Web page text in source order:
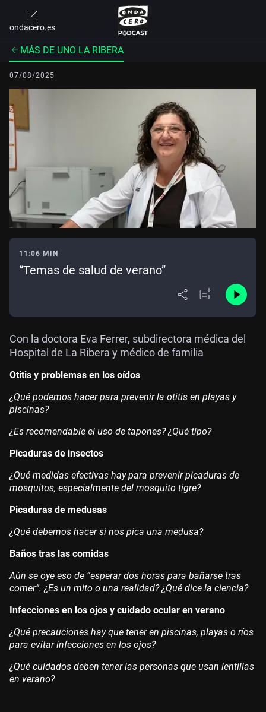
ondacero.es
MÁS DE UNO LA RIBERA
07/08/2025
11:06 MIN
“Temas de salud de verano”
Con la doctora Eva Ferrer, subdirectora médica del
Hospital de La Ribera y médico de familia
Otitis y problemas en los oídos
¿Qué podemos hacer para prevenir la otitis en playas y
piscinas?
¿Es recomendable el uso de tapones? ¿Qué tipo?
Picaduras de insectos
¿Qué medidas efectivas hay para prevenir picaduras de
mosquitos, especialmente del mosquito tigre?
Picaduras de medusas
¿Qué debemos hacer si nos pica una medusa?
Baños tras las comidas
Aún se oye eso de “esperar dos horas para bañarse tras
comer”. ¿Es un mito o una realidad? ¿Qué dice la ciencia?
Infecciones en los ojos y cuidado ocular en verano
¿Qué precauciones hay que tener en piscinas, playas o ríos
para evitar infecciones en los ojos?
¿Qué cuidados deben tener las personas que usan lentillas
en verano?